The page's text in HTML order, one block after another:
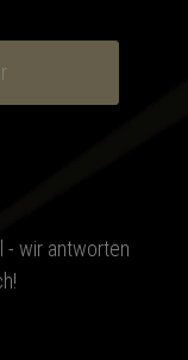
- wir antworten